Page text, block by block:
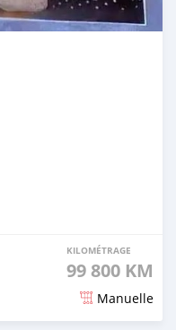
KILOMÉTRAGE
99 800 KM
Manuelle